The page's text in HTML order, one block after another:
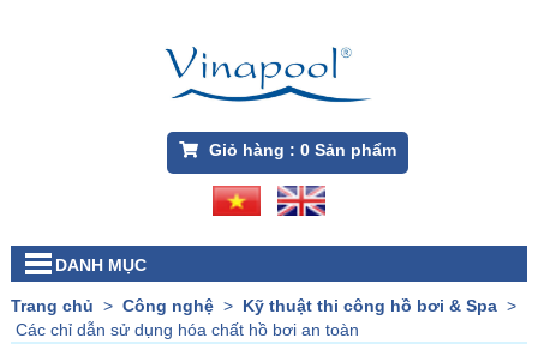
Giỏ hàng : 0Sản phẩm
DANH MỤC
Trang chủ > Công nghệ> Kỹ thuật thi công hồ bơi & Spa>
Các chỉ dẫn sử dụng hóa chất hồ bơi an toàn